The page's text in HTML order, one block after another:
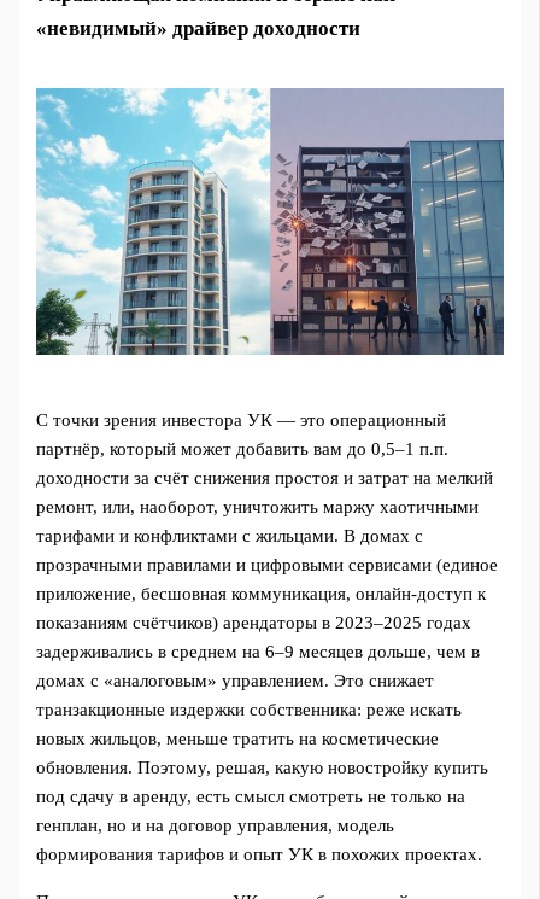
«невидимый» драйвер доходности
С точки зрения инвестора УК — это операционный
партнёр, который может добавить вам до 0,5–1 п.п.
доходности за счёт снижения простоя и затрат на мелкий
ремонт, или, наоборот, уничтожить маржу хаотичными
тарифами и конфликтами с жильцами. В домах с
прозрачными правилами и цифровыми сервисами (единое
приложение, бесшовная коммуникация, онлайн-доступ к
показаниям счётчиков) арендаторы в 2023–2025 годах
задерживались в среднем на 6–9 месяцев дольше, чем в
домах с «аналоговым» управлением. Это снижает
транзакционные издержки собственника: реже искать
новых жильцов, меньше тратить на косметические
обновления. Поэтому, решая, какую новостройку купить
под сдачу в аренду, есть смысл смотреть не только на
генплан, но и на договор управления, модель
формирования тарифов и опыт УК в похожих проектах.